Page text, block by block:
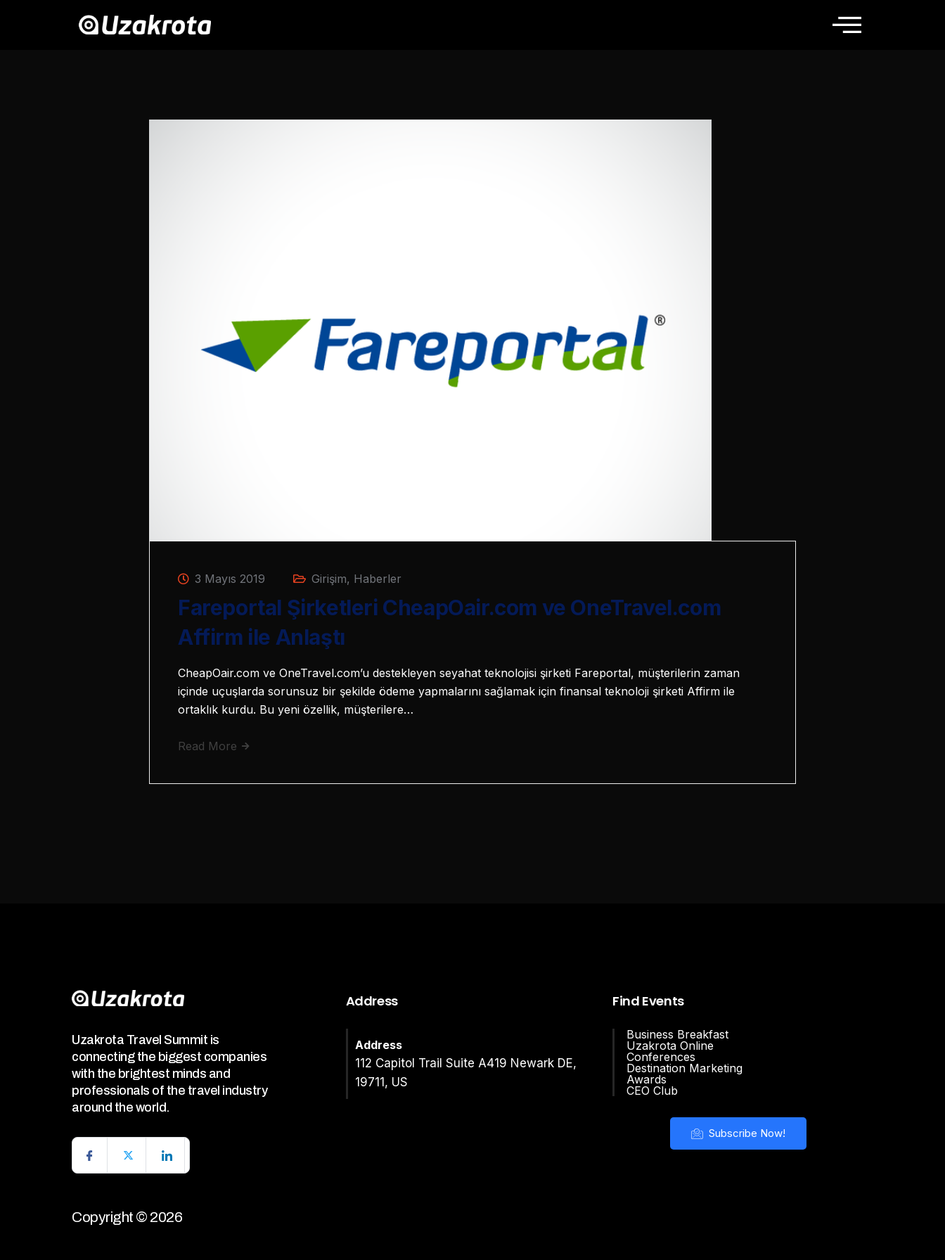
3 Mayıs 2019 Girişim, Haberler
Fareportal Şirketleri CheapOair.com ve OneTravel.com
Affirm ile Anlaştı
CheapOair.com ve OneTravel.com’u destekleyen seyahat teknolojisi şirketi Fareportal, müşterilerin zaman
içinde uçuşlarda sorunsuz bir şekilde ödeme yapmalarını sağlamak için finansal teknoloji şirketi Affirm ile
ortaklık kurdu. Bu yeni özellik, müşterilere…
Read More
Uzakrota Travel Summit is
connecting the biggest companies
with the brightest minds and
professionals of the travel industry
around the world.
Copyright © 2026
Address
Address
112 Capitol Trail Suite A419 Newark DE,
19711, US
Find Events
Business Breakfast
Uzakrota Online
Conferences
Destination Marketing
Awards
CEO Club
Subscribe Now!